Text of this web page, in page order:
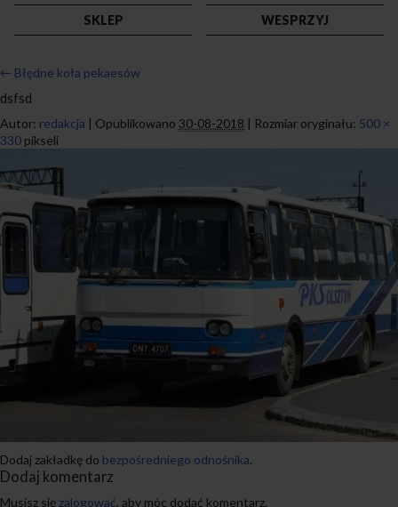
SKLEP
WESPRZYJ
← Błędne koła pekaesów
dsfsd
Autor: redakcja | Opublikowano 30-08-2018 | Rozmiar oryginału: 500 ×
330 pikseli
Dodaj zakładkę do bezpośredniego odnośnika.
Dodaj komentarz
Musisz się zalogować, aby móc dodać komentarz.